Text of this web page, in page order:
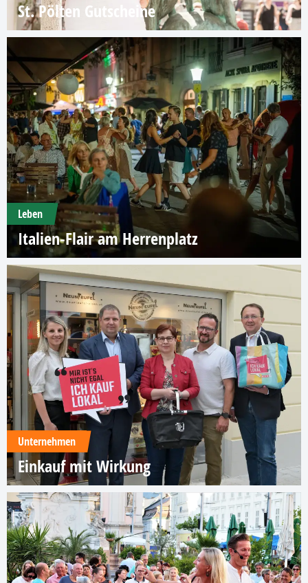
St. Pölten Gutscheine
Leben
Italien-Flair am Herrenplatz
Unternehmen
Einkauf mit Wirkung